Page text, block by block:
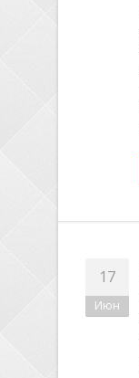
17
Июн